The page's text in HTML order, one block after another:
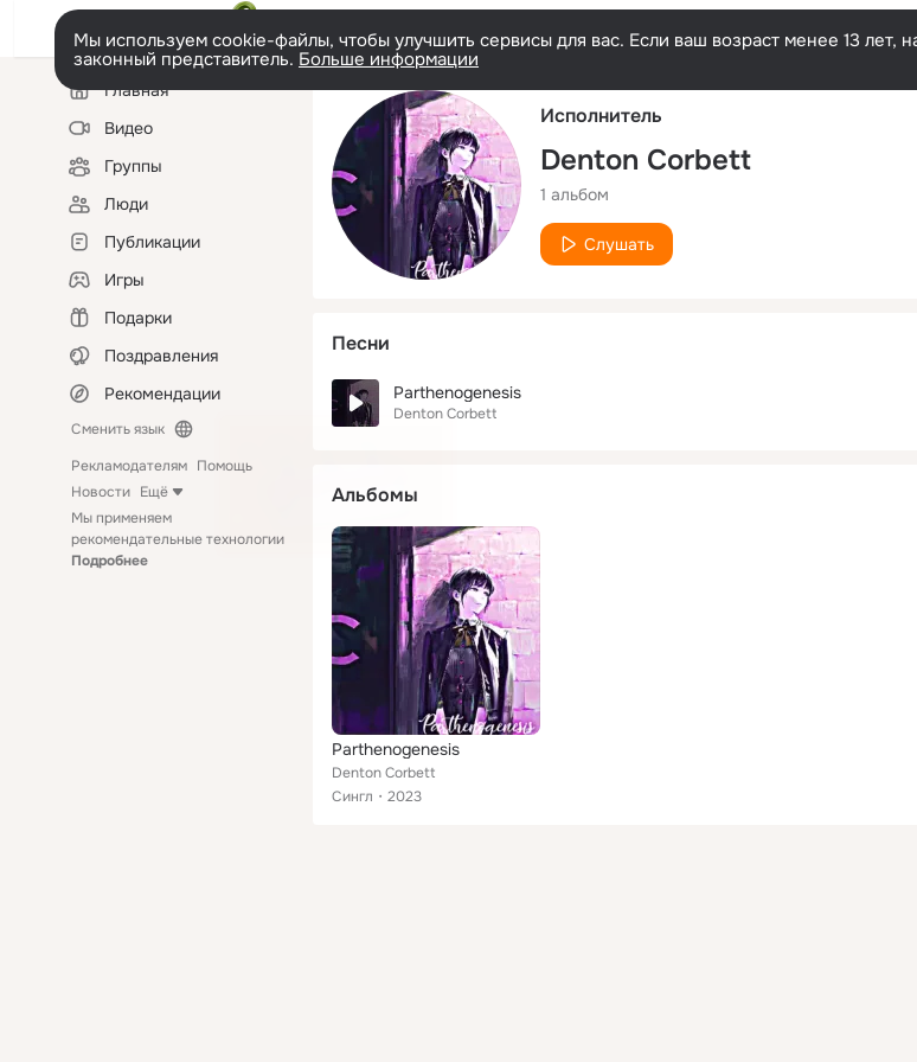
Мы используем cookie-файлы, чтобы улучшить сервисы для вас. Если ваш возраст менее 13 лет,
законный представитель. Больше информации
Левая
колонкаГлавная
Видео
Группы
Люди
Публикации
Игры
Подарки
Поздравления
Рекомендации
Сменить язык
Рекламодателям Помощь
Новости Ещё
Мы применяем
рекомендательные технологии
Подробнее
Исполнитель
Denton Corbett
1 альбом
Слушать
Песни
Parthenogenesis
Denton Corbett
Альбомы
Parthenogenesis
Denton Corbett
Сингл
2023